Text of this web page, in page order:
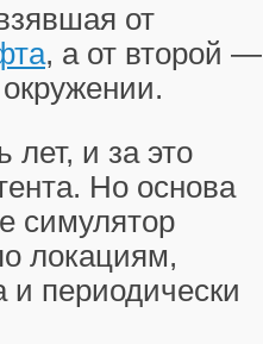
от
, а от второй —
и за это
Но основа
симулятор
локациям,
и периодически